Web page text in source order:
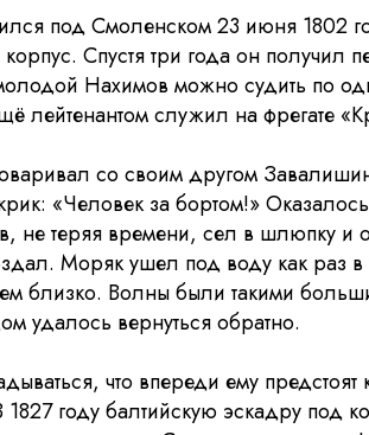
под Смоленском 23 июня 1802
Cпустя три года он получил
Нахимов можно судить по
лейтенантом служил на фрегате
со своим другом
«Человек за бортом!»
не теряя времени, сел в шлюпку и
Моряк ушел под воду как раз в
близко. Волны были такими
удалось вернуться обратно.
что впереди ему предстоят
1827 году балтийскую эскадру под